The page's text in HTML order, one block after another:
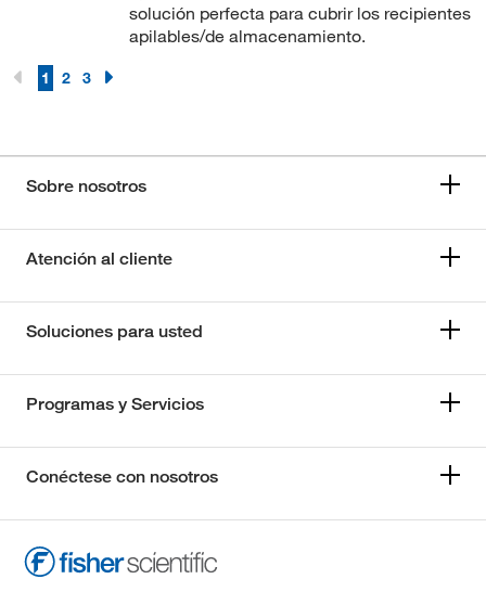
solución perfecta para cubrir los recipientes
apilables/de almacenamiento.
1 2 3
Sobre nosotros
Atención al cliente
Soluciones para usted
Programas y Servicios
Conéctese con nosotros